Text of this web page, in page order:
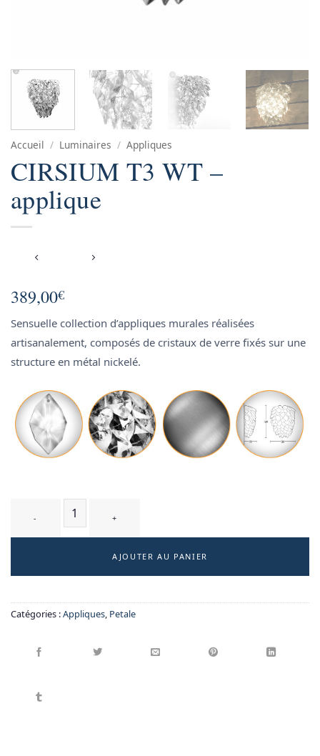
Accueil / Luminaires / Appliques
CIRSIUM T3 WT –
applique
389,00€
Sensuelle collection d’appliques murales réalisées
artisanalement, composés de cristaux de verre fixés sur une
structure en métal nickelé.
AJOUTER AU PANIER
Catégories :Appliques, Petale